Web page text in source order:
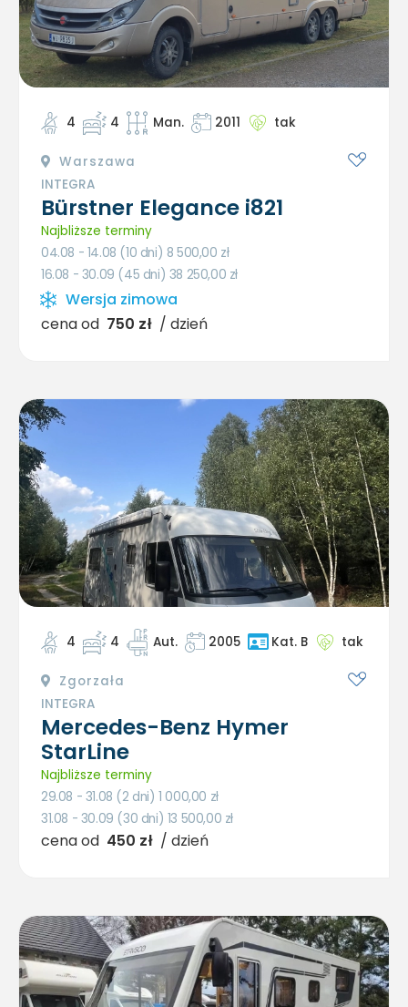
4 4 Man. 2011 tak
Warszawa
INTEGRA
Bürstner Elegance i821
Najbliższe terminy
04.08 - 14.08 (10 dni) 8 500,00 zł
16.08 - 30.09 (45 dni) 38 250,00 zł
Wersja zimowa
cena od 750 zł / dzień
4 4 Aut. 2005 Kat. B tak
Zgorzała
INTEGRA
Mercedes-Benz Hymer
StarLine
Najbliższe terminy
29.08 - 31.08 (2 dni) 1 000,00 zł
31.08 - 30.09 (30 dni) 13 500,00 zł
cena od 450 zł / dzień